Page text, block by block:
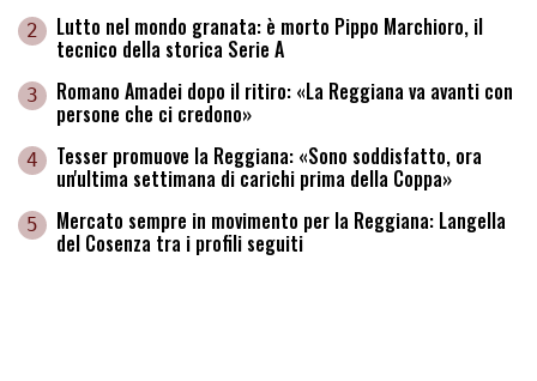
2 Lutto nel mondo granata: è morto Pippo Marchioro, il
tecnico della storica Serie A
3 Romano Amadei dopo il ritiro: «La Reggiana va avanti con
persone che ci credono»
4 Tesser promuove la Reggiana: «Sono soddisfatto, ora
un'ultima settimana di carichi prima della Coppa»
5 Mercato sempre in movimento per la Reggiana: Langella
del Cosenza tra i profili seguiti